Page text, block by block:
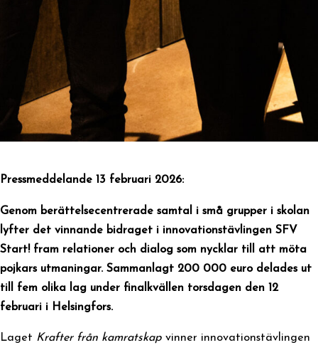
Pressmeddelande 13 februari 2026:
Genom berättelsecentrerade samtal i små grupper i skolan
lyfter det vinnande bidraget i innovationstävlingen SFV
Start! fram relationer och dialog som nycklar till att möta
pojkars utmaningar. Sammanlagt 200 000 euro delades ut
till fem olika lag under finalkvällen torsdagen den 12
februari i Helsingfors.
Laget Krafter från kamratskap vinner innovationstävlingen